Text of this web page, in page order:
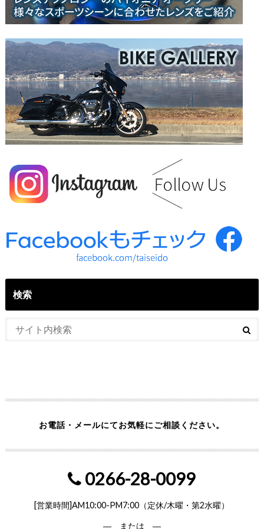
検索
お電話・メールにてお気軽にご相談ください。
0266-28-0099
[営業時間]AM10:00-PM7:00（定休/木曜・第2水曜）
― または ―